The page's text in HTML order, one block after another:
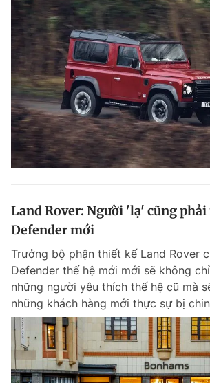
Land Rover: Người 'lạ' cũng
Defender mới
Trưởng bộ phận thiết kế Land Rover
Defender thế hệ mới mới sẽ không
những người yêu thích thế hệ cũ mà
những khách hàng mới thực sự bị